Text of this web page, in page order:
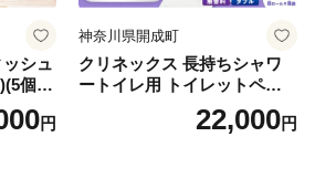
シュ
個入
】
円
神奈川県開成町
クリネックス 長持ちシャワ
ートイレ用 トイレットペー
パー（ダブル）64ロール(8ロ
ール×8パック) 開成町 トイレ
22,000円